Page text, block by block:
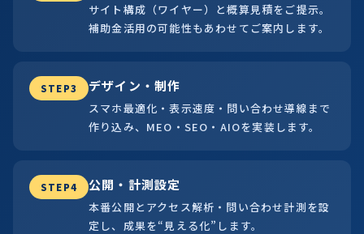
サイト構成（ワイヤー）と概算見積をご提示。
補助金活用の可能性もあわせてご案内します。
STEP3 デザイン・制作
スマホ最適化・表示速度・問い合わせ導線まで
作り込み、MEO・SEO・AIOを実装します。
STEP4 公開・計測設定
本番公開とアクセス解析・問い合わせ計測を設
定し、成果を“見える化”します。